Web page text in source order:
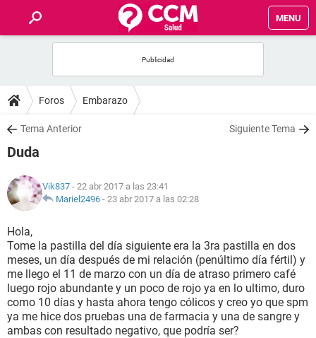
MENU
FOROS
SALUD
NUTRICIÓN
BIENESTAR
SEXUALIDAD
GLOSARIO
Foros Embarazo
Tema Anterior Siguiente Tema
Duda
Vik837 - 22 abr 2017 a las 23:41
Mariel2496 - 23 abr 2017 a las 02:28
Hola,
Tome la pastilla del día siguiente era la 3ra pastilla en dos
meses, un día después de mi relación (penúltimo día fértil) y
me llego el 11 de marzo con un día de atraso primero café
luego rojo abundante y un poco de rojo ya en lo ultimo, duro
como 10 días y hasta ahora tengo cólicos y creo yo que spm
ya me hice dos pruebas una de farmacia y una de sangre y
ambas con resultado negativo, que podría ser?